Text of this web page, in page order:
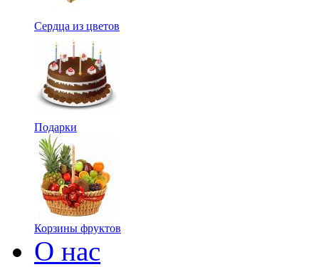
Сердца из цветов
Подарки
Корзины фруктов
О нас